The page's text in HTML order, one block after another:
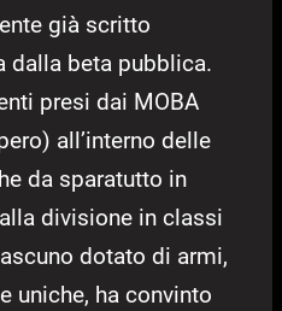
già scritto
dalla beta pubblica.
presi dai MOBA
all’interno delle
da sparatutto in
divisione in classi
dotato di armi,
uniche, ha convinto